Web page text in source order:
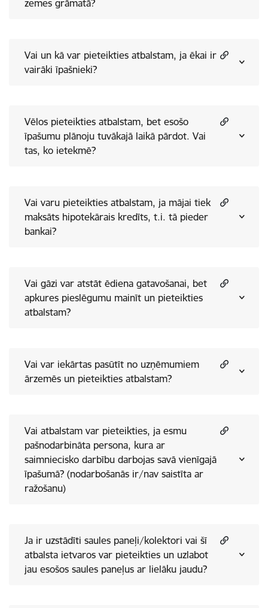
zemes grāmatā?
Vai un kā var pieteikties atbalstam, ja ēkai ir
vairāki īpašnieki?
Vēlos pieteikties atbalstam, bet esošo
īpašumu plānoju tuvākajā laikā pārdot. Vai
tas, ko ietekmē?
Vai varu pieteikties atbalstam, ja mājai tiek
maksāts hipotekārais kredīts, t.i. tā pieder
bankai?
Vai gāzi var atstāt ēdiena gatavošanai, bet
apkures pieslēgumu mainīt un pieteikties
atbalstam?
Vai var iekārtas pasūtīt no uzņēmumiem
ārzemēs un pieteikties atbalstam?
Vai atbalstam var pieteikties, ja esmu
pašnodarbināta persona, kura ar
saimniecisko darbību darbojas savā vienīgajā
īpašumā? (nodarbošanās ir/nav saistīta ar
ražošanu)
Ja ir uzstādīti saules paneļi/kolektori vai šī
atbalsta ietvaros var pieteikties un uzlabot
jau esošos saules paneļus ar lielāku jaudu?